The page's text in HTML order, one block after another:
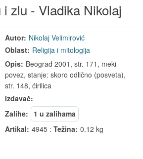
zlu - Vladika Nikolaj
Autor: Nikolaj Velimirović
Oblast: Religija i mitologija
Opis: Beograd 2001, str. 171, meki
povez, stanje: skoro odlično (posveta),
str. 148, ćirilica
Izdavač:
Zalihe:
1 u zalihama
Artikal: 4945 :Težina: 0.12 kg